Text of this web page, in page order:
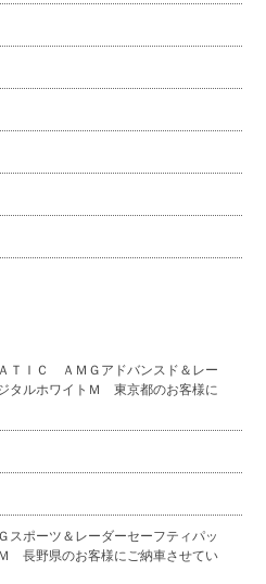
ＩＣ ＡＭＧアドバンスド＆レー
タルホワイトＭ 東京都のお客様に
ポーツ＆レーダーセーフティパッ
長野県のお客様にご納車させてい